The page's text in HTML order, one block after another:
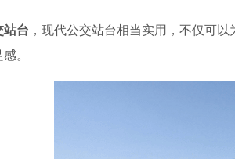
站台 ，现代公交站台相当实用，不仅可
。